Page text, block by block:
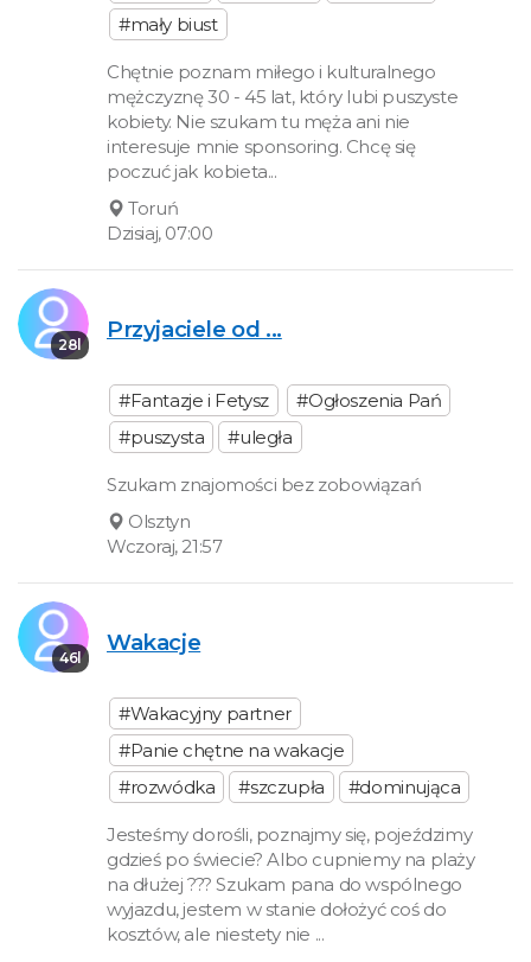
#mały biust
Chętnie poznam miłego i kulturalnego
mężczyznę 30 - 45 lat, który lubi puszyste
kobiety. Nie szukam tu męża ani nie
interesuje mnie sponsoring. Chcę się
poczuć jak kobieta...
Toruń
Dzisiaj, 07:00
28l
Przyjaciele od ...
#Fantazje i Fetysz
#Ogłoszenia Pań
#puszysta
#uległa
Szukam znajomości bez zobowiązań
Olsztyn
Wczoraj, 21:57
46l
Wakacje
#Wakacyjny partner
#Panie chętne na wakacje
#rozwódka
#szczupła #dominująca
Jesteśmy dorośli, poznajmy się, pojeździmy
gdzieś po świecie? Albo cupniemy na plaży
na dłużej ??? Szukam pana do wspólnego
wyjazdu, jestem w stanie dołożyć coś do
kosztów, ale niestety nie ...